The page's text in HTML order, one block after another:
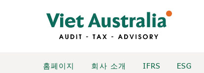
홈페이지 회사 소개 IFRS ESG